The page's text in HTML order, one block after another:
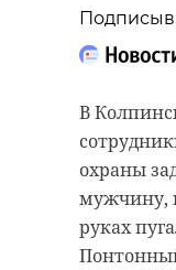
В
охраны
мужчину,
руках